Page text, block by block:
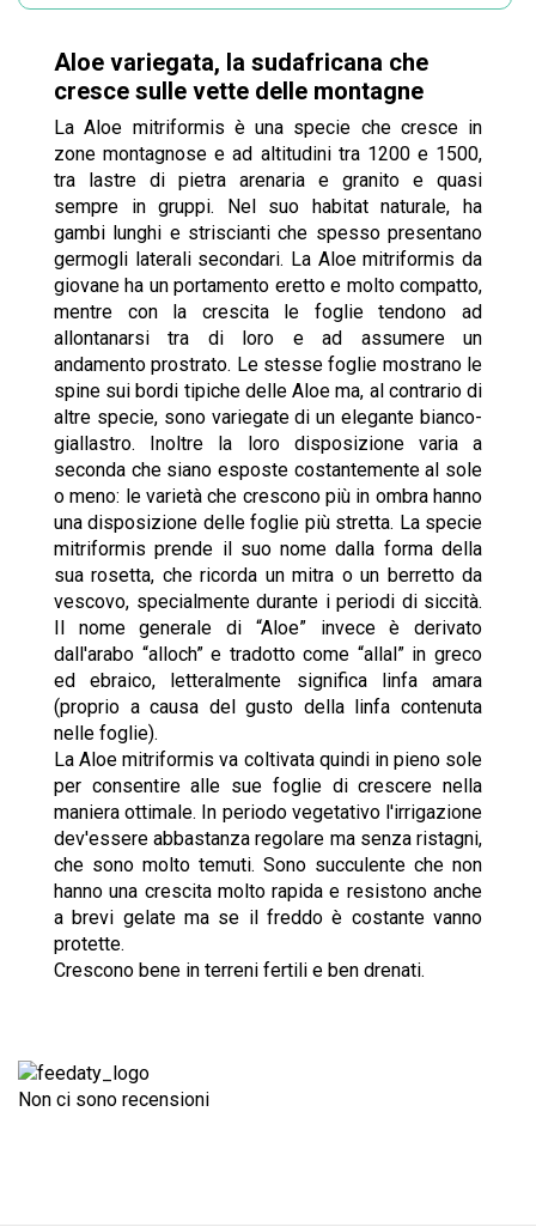
Aloe variegata, la sudafricana che
cresce sulle vette delle montagne
La Aloe mitriformis è una specie che cresce in
zone montagnose e ad altitudini tra 1200 e 1500,
tra lastre di pietra arenaria e granito e quasi
sempre in gruppi. Nel suo habitat naturale, ha
gambi lunghi e striscianti che spesso presentano
germogli laterali secondari. La Aloe mitriformis da
giovane ha un portamento eretto e molto compatto,
mentre con la crescita le foglie tendono ad
allontanarsi tra di loro e ad assumere un
andamento prostrato. Le stesse foglie mostrano le
spine sui bordi tipiche delle Aloe ma, al contrario di
altre specie, sono variegate di un elegante bianco-
giallastro. Inoltre la loro disposizione varia a
seconda che siano esposte costantemente al sole
o meno: le varietà che crescono più in ombra hanno
una disposizione delle foglie più stretta. La specie
mitriformis prende il suo nome dalla forma della
sua rosetta, che ricorda un mitra o un berretto da
vescovo, specialmente durante i periodi di siccità.
Il nome generale di “Aloe” invece è derivato
dall'arabo “alloch” e tradotto come “allal” in greco
ed ebraico, letteralmente significa linfa amara
(proprio a causa del gusto della linfa contenuta
nelle foglie).
La Aloe mitriformis va coltivata quindi in pieno sole
per consentire alle sue foglie di crescere nella
maniera ottimale. In periodo vegetativo l'irrigazione
dev'essere abbastanza regolare ma senza ristagni,
che sono molto temuti. Sono succulente che non
hanno una crescita molto rapida e resistono anche
a brevi gelate ma se il freddo è costante vanno
protette.
Crescono bene in terreni fertili e ben drenati.
Non ci sono recensioni